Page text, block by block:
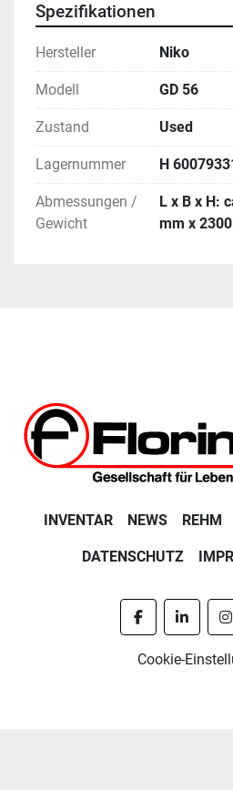
Spezifikationen
Hersteller Niko
Modell GD 56
Zustand Used
Lagernummer H
Abmessungen /
Gewicht
L x B x H:
mm x
INVENTAR NEWS REHM
DATENSCHUTZ
facebooklinkedin
Cookie-